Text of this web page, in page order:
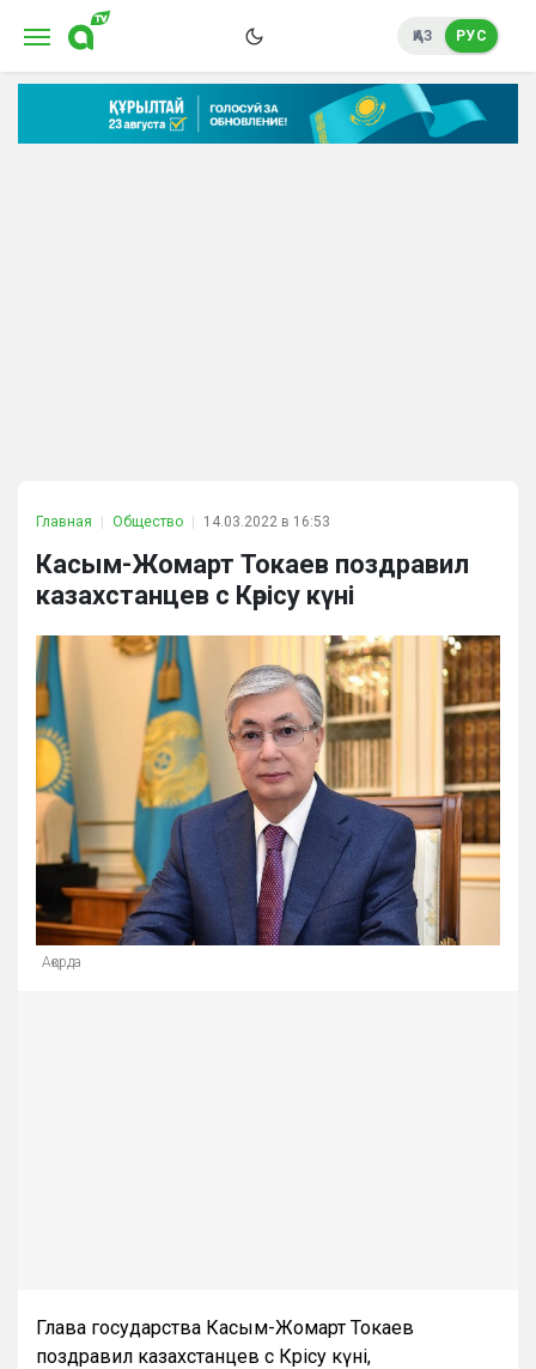
ҚАЗ РУС
Главная Общество 14.03.2022 в 16:53
Касым-Жомарт Токаев поздравил
казахстанцев с Көрісу күні
Ақорда
Глава государства Касым-Жомарт Токаев
поздравил казахстанцев с Көрісу күні,